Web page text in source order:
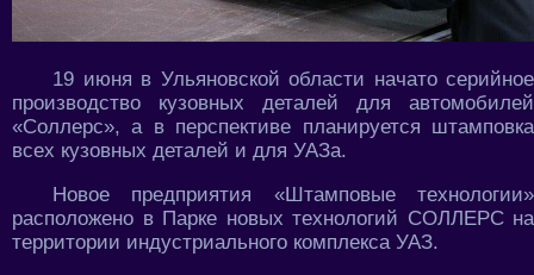
19 июня в Ульяновской области начато серийное
производство кузовных деталей для автомобилей
«Соллерс», а в перспективе планируется штамповка
всех кузовных деталей и для УАЗа.
Новое предприятия «Штамповые технологии»
расположено в Парке новых технологий СОЛЛЕРС на
территории индустриального комплекса УАЗ.